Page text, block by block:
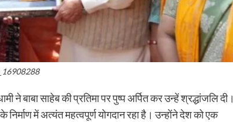
बाबा साहेब की प्रतिमा पर पुष्प अर्पित कर उन्हें श्रद्धांजलि दी।
में अत्यंत महत्वपूर्ण योगदान रहा है। उन्होंने देश को एक